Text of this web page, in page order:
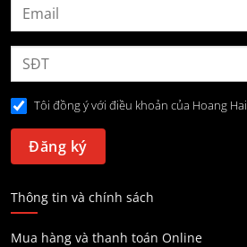
Tôi đồng ý với điều khoản của Hoang Hai
Thông tin và chính sách
Mua hàng và thanh toán Online